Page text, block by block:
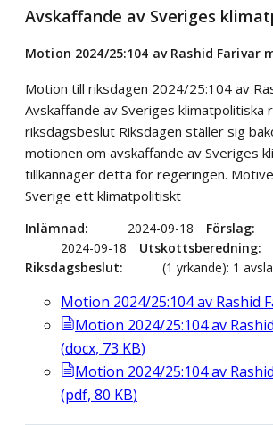
Avskaffande av Sveriges
Motion 2024/25:104 av Rashid Farivar
Motion till riksdagen 2024/25:104 av
Avskaffande av Sveriges klimatpolitiska
riksdagsbeslut Riksdagen ställer sig
motionen om avskaffande av Sveriges
tillkännager detta för regeringen.
Sverige ett klimatpolitiskt
Inlämnad 2024-09-18 Förslag
2024-09-18
Utskottsberedning
Riksdagsbeslut
(1 yrkande): 1
Motion 2024/25:104 av Rashid
Motion 2024/25:104 av
(docx, 73 KB)
Motion 2024/25:104 av
(pdf, 80 KB)